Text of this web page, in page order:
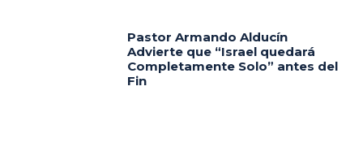
Pastor Armando Alducín
Advierte que “Israel quedará
Completamente Solo” antes del
Fin